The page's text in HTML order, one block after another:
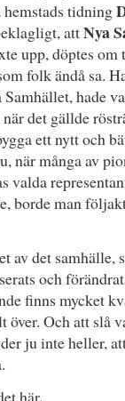
tidning
attNya
upp, döptes
folk ändå sa.
hade
det gällde
ett nytt och
när många av
valda
borde man
av det samhälle,
och
finns mycket
över. Och att slå
ju inte heller,
här.